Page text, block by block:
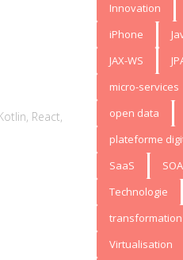
, React,
Innovation
iPhone
JAX-WS
micro-services
open data
plateforme
SaaS
SOA
Technologie
Virtualisation